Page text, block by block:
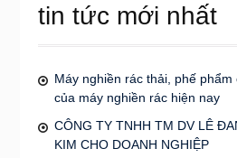
tin tức mới nhất
Máy nghiền rác thải, phế
của máy nghiền rác hiện nay
CÔNG TY TNHH TM DV LÊ
KIM CHO DOANH NGHIỆP